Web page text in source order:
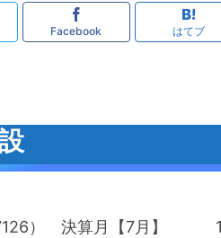
Facebook はてブ
7126） 決算月【7月】